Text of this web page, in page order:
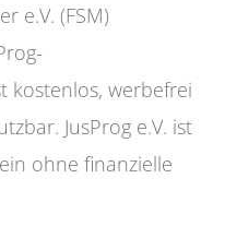
e.V. (FSM)
kostenlos, werbefrei
JusProg e.V. ist
ohne finanzielle